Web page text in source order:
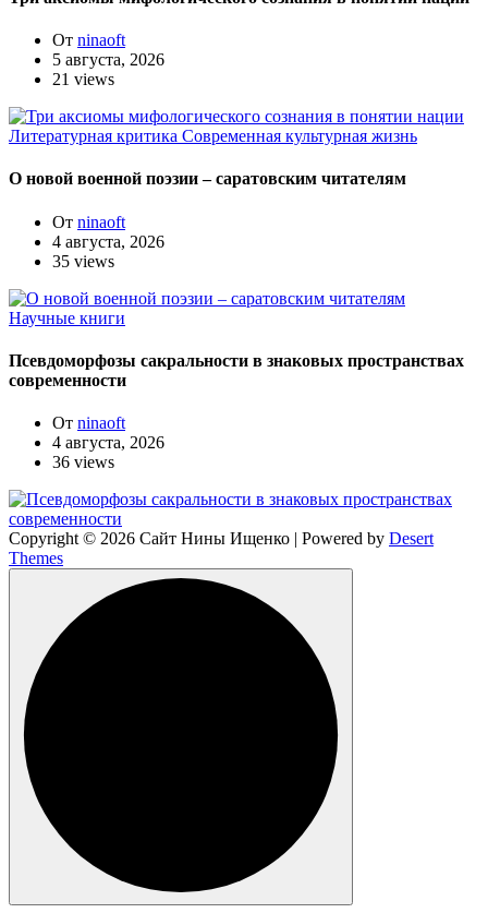
От ninaoft
5 августа, 2026
21 views
Литературная критика Современная культурная жизнь
О новой военной поэзии – саратовским читателям
От ninaoft
4 августа, 2026
35 views
Научные книги
Псевдоморфозы сакральности в знаковых пространствах
современности
От ninaoft
4 августа, 2026
36 views
Copyright © 2026 Сайт Нины Ищенко | Powered by Desert
Themes